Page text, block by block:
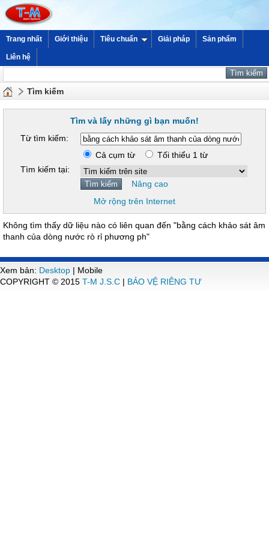
Trang nhất Giới thiệu Tiêu chuẩn Giải pháp Sản phẩm
Liên hệ
Tìm kiếm
Tìm và lấy những gì bạn muốn!
Từ tìm kiếm:
Cả cụm từ
Tối thiểu 1 từ
Tìm kiếm tại:
Nâng cao
Mở rộng trên Internet
Không tìm thấy dữ liệu nào có liên quan đến "bằng cách khảo sát âm
thanh của dòng nước rò rỉ phương ph"
Xem bản: Desktop | Mobile
COPYRIGHT © 2015 T-M J.S.C | BẢO VỆ RIÊNG TƯ